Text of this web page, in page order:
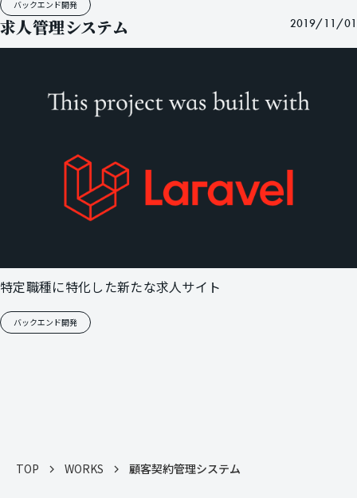
バックエンド開発
求人管理システム 2019/11/01
特定職種に特化した新たな求人サイト
バックエンド開発
TOP WORKS 顧客契約管理システム